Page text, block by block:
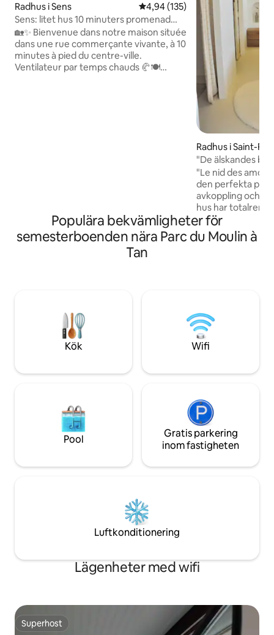
Radhus i Sens 4,94 av 5 i genomsnittligt
4,94 (135)
Sens: litet hus 10 minuters promenad
från stadens centrum
🏡✨ Bienvenue dans notre maison située
dans une rue commerçante vivante, à 10
minutes à pied du centre-ville.
Ventilateur par temps chauds 🥐🍽️
Radhus i Saint-
"De älskandes
"Le nid des
den perfekta
avkoppling och zen. Detta 70 m2
hus har
dekorerats i
material av en
Denna mysiga
ekologisk bomull ..
Populära bekvämligheter för
semesterboenden nära Parc du Moulin à
Tan
Kök Wifi
Pool
Gratis parkering
inom fastigheten
Luftkonditionering
Lägenheter med wifi
Superhost
Superhost